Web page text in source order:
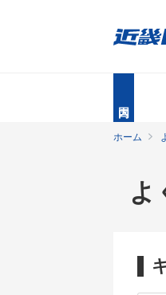
ホーム
よ